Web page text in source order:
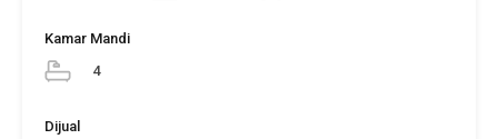
Kamar Mandi
4
Dijual